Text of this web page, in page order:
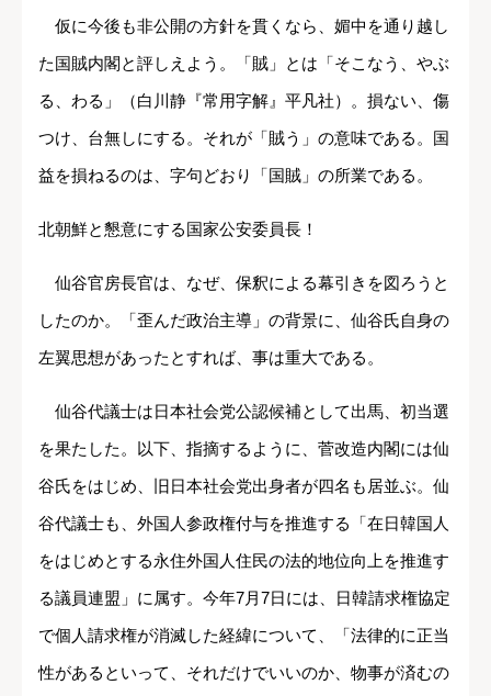
仮に今後も非公開の方針を貫くなら、媚中を通り越し
た国賊内閣と評しえよう。「賊」とは「そこなう、やぶ
る、わる」（白川静『常用字解』平凡社）。損ない、傷
つけ、台無しにする。それが「賊う」の意味である。国
益を損ねるのは、字句どおり「国賊」の所業である。
北朝鮮と懇意にする国家公安委員長！
仙谷官房長官は、なぜ、保釈による幕引きを図ろうと
したのか。「歪んだ政治主導」の背景に、仙谷氏自身の
左翼思想があったとすれば、事は重大である。
仙谷代議士は日本社会党公認候補として出馬、初当選
を果たした。以下、指摘するように、菅改造内閣には仙
谷氏をはじめ、旧日本社会党出身者が四名も居並ぶ。仙
谷代議士も、外国人参政権付与を推進する「在日韓国人
をはじめとする永住外国人住民の法的地位向上を推進す
る議員連盟」に属す。今年7月7日には、日韓請求権協定
で個人請求権が消滅した経緯について、「法律的に正当
性があるといって、それだけでいいのか、物事が済むの